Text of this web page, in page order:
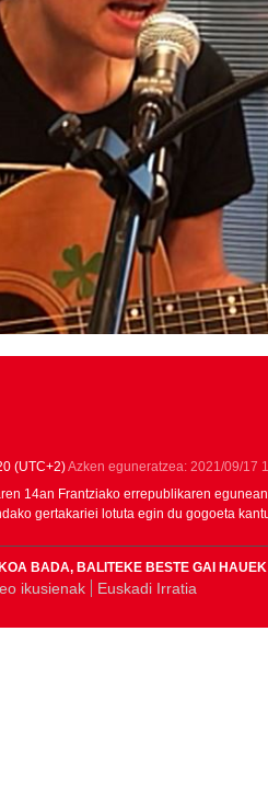
(UTC+2)Azken eguneratzea: 2021/09/17
14an Frantziako errepublikaren
gertakariei lotuta egin du gogoeta
BADA, BALITEKE BESTE GAI
ikusienak Euskadi Irratia